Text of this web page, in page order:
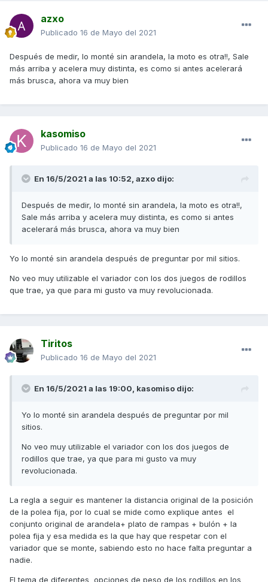
azxo
Publicado 16 de Mayo del 2021
Después de medir, lo monté sin arandela, la moto es otra!!, Sale
más arriba y acelera muy distinta, es como si antes acelerará
más brusca, ahora va muy bien
kasomiso
Publicado 16 de Mayo del 2021
En 16/5/2021 a las 10:52, azxo dijo:
Después de medir, lo monté sin arandela, la moto es otra!!,
Sale más arriba y acelera muy distinta, es como si antes
acelerará más brusca, ahora va muy bien
Yo lo monté sin arandela después de preguntar por mil sitios.
No veo muy utilizable el variador con los dos juegos de rodillos
que trae, ya que para mi gusto va muy revolucionada.
Tiritos
Publicado 16 de Mayo del 2021
En 16/5/2021 a las 19:00, kasomiso dijo:
Yo lo monté sin arandela después de preguntar por mil
sitios.
No veo muy utilizable el variador con los dos juegos de
rodillos que trae, ya que para mi gusto va muy
revolucionada.
La regla a seguir es mantener la distancia original de la posición
de la polea fija, por lo cual se mide como explique antes el
conjunto original de arandela+ plato de rampas + bulón + la
polea fija y esa medida es la que hay que respetar con el
variador que se monte, sabiendo esto no hace falta preguntar a
nadie.
El tema de diferentes opciones de peso de los rodillos en los